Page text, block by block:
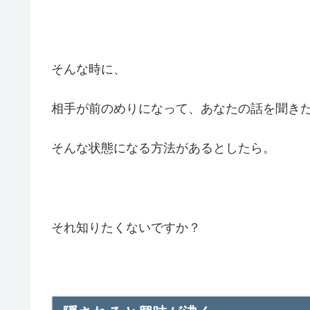
そんな時に、
相手が前のめりになって、あなたの話を聞き
そんな状態になる方法があるとしたら。
それ知りたくないですか？